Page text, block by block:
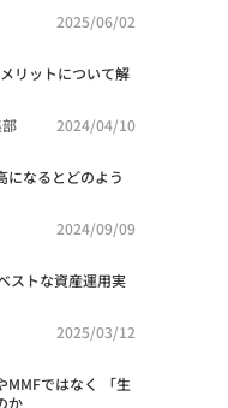
2025/06/02
リットについて解
2024/04/10
になるとどのよう
2024/09/09
ストな資産運用実
2025/03/12
MMFではなく 「生
か